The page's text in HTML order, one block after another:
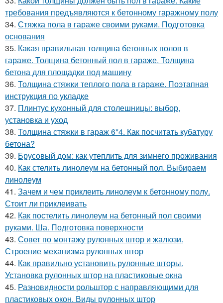
требования предъявляются к бетонному гаражному полу
34. Стяжка пола в гараже своими руками. Подготовка
основания
35. Какая правильная толщина бетонных полов в
гараже. Толщина бетонный пол в гараже. Толщина
бетона для площадки под машину
36. Толщина стяжки теплого пола в гараже. Поэтапная
инструкция по укладке
37. Плинтус кухонный для столешницы: выбор,
установка и уход
38. Толщина стяжки в гараж 6*4. Как посчитать кубатуру
бетона?
39. Брусовый дом: как утеплить для зимнего проживания
40. Как стелить линолеум на бетонный пол. Выбираем
линолеум
41. Зачем и чем приклеить линолеум к бетонному полу.
Стоит ли приклеивать
42. Как постелить линолеум на бетонный пол своими
руками. Ша. Подготовка поверхности
43. Совет по монтажу рулонных штор и жалюзи.
Строение механизма рулонных штор
44. Как правильно установить рулонные шторы.
Установка рулонных штор на пластиковые окна
45. Разновидности рольштор с направляющими для
пластиковых окон. Виды рулонных штор